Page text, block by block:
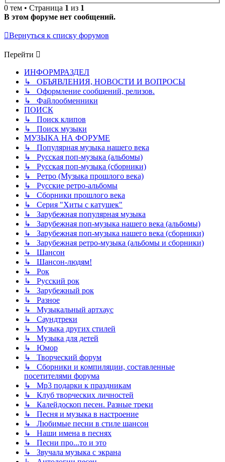
0 тем • Страница 1 из 1
В этом форуме нет сообщений.
Вернуться к списку форумов
Перейти
ИНФОРМРАЗДЕЛ
↳ ОБЪЯВЛЕНИЯ, НОВОСТИ И ВОПРОСЫ
↳ Оформление сообщений, релизов.
↳ Файлообменники
ПОИСК
↳ Поиск клипов
↳ Поиск музыки
МУЗЫКА НА ФОРУМЕ
↳ Популярная музыка нашего века
↳ Русская поп-музыка (альбомы)
↳ Русская поп-музыка (сборники)
↳ Ретро (Музыка прошлого века)
↳ Русские ретро-альбомы
↳ Сборники прошлого века
↳ Серия "Хиты с катушек"
↳ Зарубежная популярная музыка
↳ Зарубежная поп-музыка нашего века (альбомы)
↳ Зарубежная поп-музыка нашего века (сборники)
↳ Зарубежная ретро-музыка (альбомы и сборники)
↳ Шансон
↳ Шансон-людям!
↳ Рок
↳ Русский рок
↳ Зарубежный рок
↳ Разное
↳ Музыкальный артхаус
↳ Саундтреки
↳ Музыка других стилей
↳ Музыка для детей
↳ Юмор
↳ Творческий форум
↳ Сборники и компиляции, составленные
посетителями форума
↳ Mp3 подарки к праздникам
↳ Клуб творческих личностей
↳ Калейдоскоп песен. Разные треки
↳ Песня и музыка в настроение
↳ Любимые песни в стиле шансон
↳ Наши имена в песнях
↳ Песни про...то и это
↳ Звучала музыка с экрана